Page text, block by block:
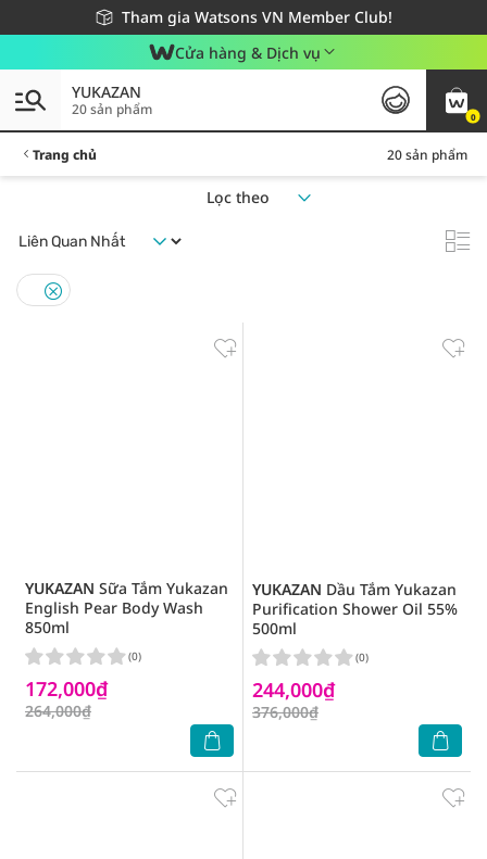
Tham gia Watsons VN Member Club!
Miễn phí giao hàng cho đơn hàng từ 249,000Đ
Giao hàng nhanh 24h - Áp dụng khu vực TP. Hồ Chí Minh
Cửa hàng & Dịch vụ
0
YUKAZAN
20 sản phẩm
Trang chủ 20 sản phẩm
Lọc theo
YUKAZAN Sữa Tắm Yukazan
English Pear Body Wash
850ml
172,000₫
264,000₫
(0)
YUKAZAN Dầu Tắm Yukazan
Purification Shower Oil 55%
500ml
244,000₫
376,000₫
(0)